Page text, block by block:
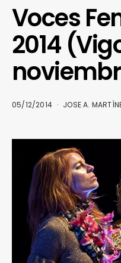
Voces
2014
05/12/2014 JOSE A.